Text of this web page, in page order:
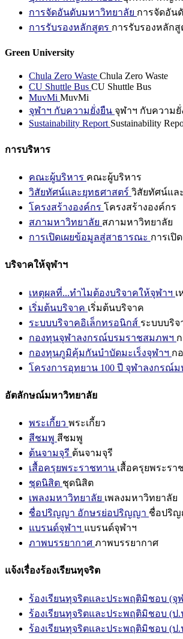
การจัดอันดับมหาวิทยาลัย การจัดอัน
การรับรองหลักสูตร การรับรองหลักสู
Green University
Chula Zero Waste Chula Zero Waste
CU Shuttle Bus CU Shuttle Bus
MuvMi MuvMi
จุฬาฯ กับความยั่งยืน จุฬาฯ กับความยั่
Sustainability Report Sustainability
การบริหาร
คณะผู้บริหาร คณะผู้บริหาร
วิสัยทัศน์และยุทธศาสตร์ วิสัยทัศน์แล
โครงสร้างองค์กร โครงสร้างองค์กร
สภามหาวิทยาลัย สภามหาวิทยาลัย
การเปิดเผยข้อมูลสู่สาธารณะ การเปิ
บริจาคให้จุฬาฯ
เหตุผลที่...ทำไมต้องบริจาคให้จุฬาฯ เ
เริ่มต้นบริจาค เริ่มต้นบริจาค
ระบบบริจาคอิเล็กทรอนิกส์ ระบบบริ
กองทุนจุฬาลงกรณ์บรมราชสมภพฯ
กองทุนภูมิคุ้มกันบำบัดมะเร็งจุฬาฯ ก
โครงการอุทยาน 100 ปี จุฬาลงกรณ์
อัตลักษณ์มหาวิทยาลัย
พระเกี้ยว พระเกี้ยว
สีชมพู สีชมพู
ต้นจามจุรี ต้นจามจุรี
เสื้อครุยพระราชทาน เสื้อครุยพระรา
ชุดนิสิต ชุดนิสิต
เพลงมหาวิทยาลัย เพลงมหาวิทยาลัย
ชื่อปริญญา อักษรย่อปริญญา ชื่อปริ
แบรนด์จุฬาฯ แบรนด์จุฬาฯ
ภาพบรรยากาศ ภาพบรรยากาศ
แจ้งเรื่องร้องเรียนทุจริต
ร้องเรียนทุจริตและประพฤติมิชอบ (จุ
ร้องเรียนทุจริตและประพฤติมิชอบ (ป.
ร้องเรียนทุจริตและประพฤติมิชอบ (ป.